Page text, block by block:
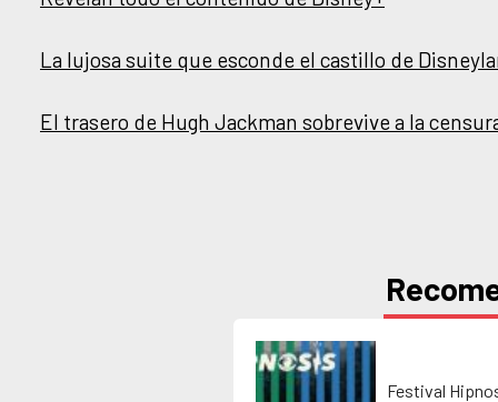
La lujosa suite que esconde el castillo de
El trasero de Hugh Jackman sobrevive a la
Festival